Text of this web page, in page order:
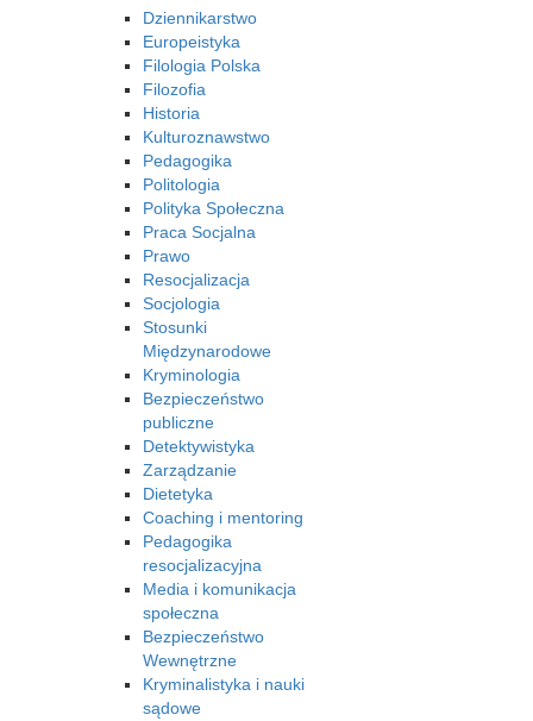
Dziennikarstwo
Europeistyka
Filologia Polska
Filozofia
Historia
Kulturoznawstwo
Pedagogika
Politologia
Polityka Społeczna
Praca Socjalna
Prawo
Resocjalizacja
Socjologia
Stosunki
Międzynarodowe
Kryminologia
Bezpieczeństwo
publiczne
Detektywistyka
Zarządzanie
Dietetyka
Coaching i mentoring
Pedagogika
resocjalizacyjna
Media i komunikacja
społeczna
Bezpieczeństwo
Wewnętrzne
Kryminalistyka i nauki
sądowe